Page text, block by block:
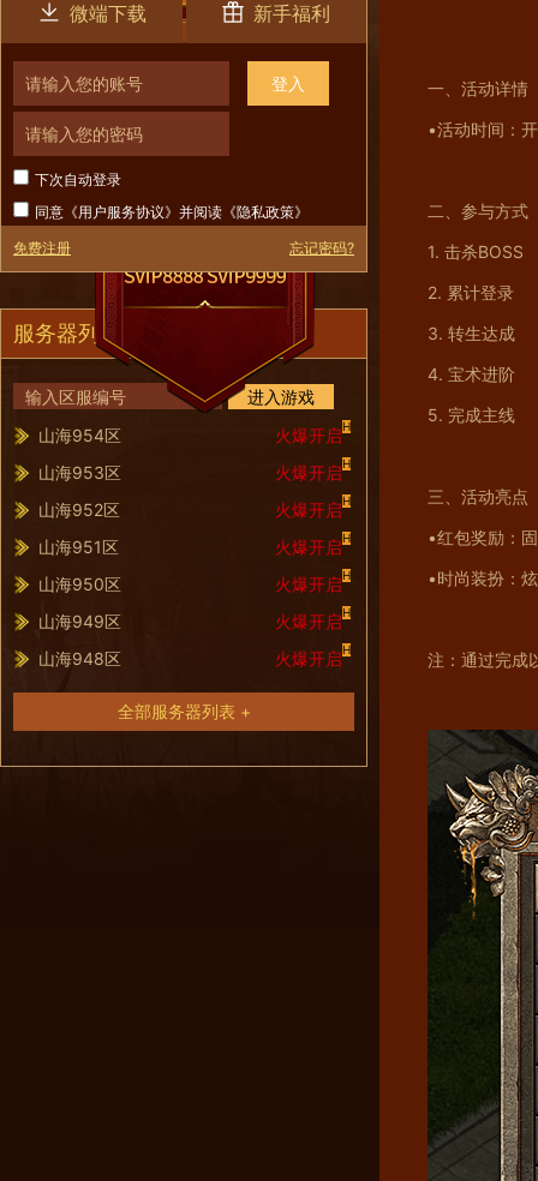
微端下载 新手福利
登入
下次自动登录
同意《用户服务协议》并阅读《隐私政策》
免费注册
忘记密码?
服务器列表
进入游戏
山海954区
火爆开启H
山海953区 火爆开启H
山海952区 火爆开启H
山海951区 火爆开启H
山海950区 火爆开启H
山海949区 火爆开启H
山海948区 火爆开启H
全部服务器列表 +
一、活动详情
•活动时间：
二、参与方式
1. 击杀BOSS
2. 累计登录
3. 转生达成
4. 宝术进阶
5. 完成主线
三、活动亮点
•红包奖励：
•时尚装扮：
注：通过完成